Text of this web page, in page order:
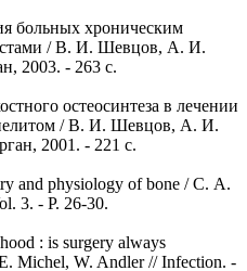
больных хроническим
/ В. И. Шевцов, А. И.
2003. - 263 с.
остеосинтеза в лечении
/ В. И. Шевцов, А. И.
2001. - 221 с.
and physiology of bone / С. А.
3. - P. 26-30.
: is surgery always
Michel, W. Andler // Infection. -